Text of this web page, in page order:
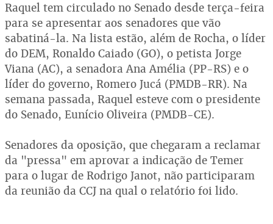
Raquel tem circulado no Senado desde terça-feira
para se apresentar aos senadores que vão
sabatiná-la. Na lista estão, além de Rocha, o líder
do DEM, Ronaldo Caiado (GO), o petista Jorge
Viana (AC), a senadora Ana Amélia (PP-RS) e o
líder do governo, Romero Jucá (PMDB-RR). Na
semana passada, Raquel esteve com o presidente
do Senado, Eunício Oliveira (PMDB-CE).
Senadores da oposição, que chegaram a reclamar
da "pressa" em aprovar a indicação de Temer
para o lugar de Rodrigo Janot, não participaram
da reunião da CCJ na qual o relatório foi lido.